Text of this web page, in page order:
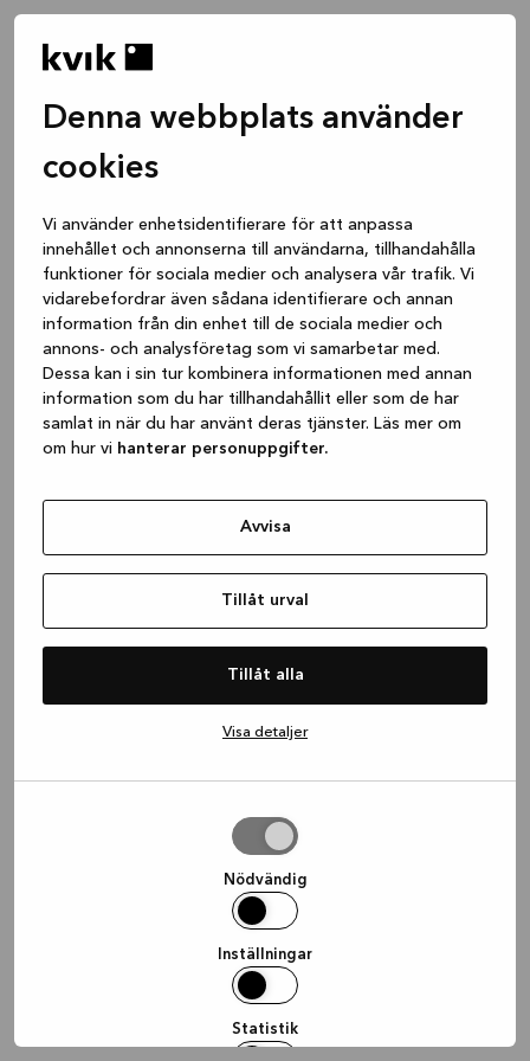
Denna webbplats använder
cookies
Vi använder enhetsidentifierare för att anpassa
innehållet och annonserna till användarna, tillhandahålla
funktioner för sociala medier och analysera vår trafik. Vi
vidarebefordrar även sådana identifierare och annan
information från din enhet till de sociala medier och
annons- och analysföretag som vi samarbetar med.
Dessa kan i sin tur kombinera informationen med annan
information som du har tillhandahållit eller som de har
samlat in när du har använt deras tjänster. Läs mer om
om hur vi hanterar personuppgifter.
Avvisa
Tillåt urval
Tillåt alla
Visa detaljer
Nödvändig
Inställningar
Statistik
(see the browser console for more
information).